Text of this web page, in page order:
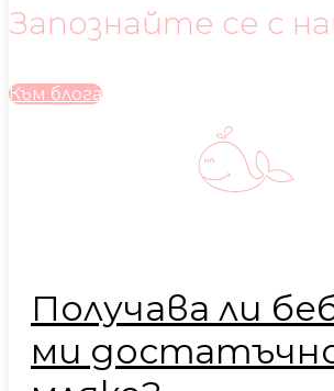
Запознайте се с
Към блога
Получава ли
ми